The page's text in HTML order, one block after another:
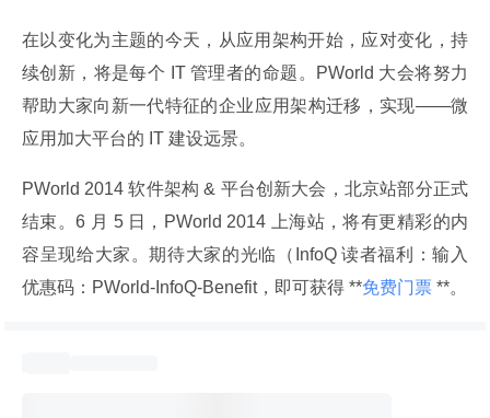
在以变化为主题的今天，从应用架构开始，应对变化，持
续创新，将是每个 IT 管理者的命题。PWorld 大会将努力
帮助大家向新一代特征的企业应用架构迁移，实现——微
应用加大平台的 IT 建设远景。
PWorld 2014 软件架构 & 平台创新大会，北京站部分正式
结束。6 月 5 日，PWorld 2014 上海站，将有更精彩的内
容呈现给大家。期待大家的光临（InfoQ 读者福利：输入
优惠码：PWorld-InfoQ-Benefit，即可获得 **免费门票 **。